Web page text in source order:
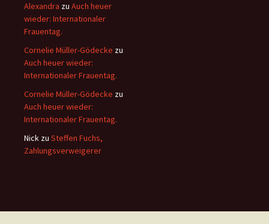
Alexandra zu Auch heuer
wieder: Internationaler
Frauentag.
Cornelie Müller-Gödecke zu
Auch heuer wieder:
Internationaler Frauentag.
Cornelie Müller-Gödecke zu
Auch heuer wieder:
Internationaler Frauentag.
Nick zu Steffen Fuchs,
Zahlungsverweigerer